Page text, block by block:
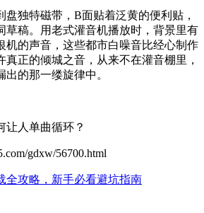
盘独特磁带，B面贴着泛黄的便利贴，
草稿。用老式灌音机播放时，背景里有
机的声音，这些都市白噪音比经心制作
真正的倾城之音，从来不在灌音棚里，
的那一缕旋律中。
让人单曲循环？
gdxw/56700.html
全攻略，新手必看避坑指南